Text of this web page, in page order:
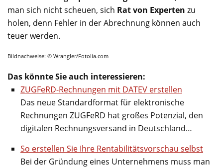
man sich nicht scheuen, sich Rat von Experten zu
holen, denn Fehler in der Abrechnung können auch
teuer werden.
Bildnachweise: © Wrangler/Fotolia.com
Das könnte Sie auch interessieren:
ZUGFeRD-Rechnungen mit DATEV erstellen
Das neue Standardformat für elektronische
Rechnungen ZUGFeRD hat großes Potenzial, den
digitalen Rechnungsversand in Deutschland…
So erstellen Sie Ihre Rentabilitätsvorschau selbst
Bei der Gründung eines Unternehmens muss man